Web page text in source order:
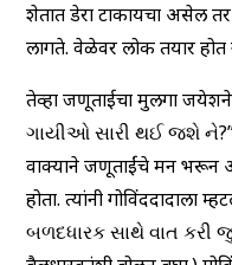
शेतात डेरा टाकायचा असेल
लागते. वेळेवर लोक तयार होत
तेव्हा जणूताईचा मुलगा जयेशने
ગાયીઓ સારી થઈ જશે ને?”
वाक्याने जणूताईंचे मन भरून
होता. त्यांनी
બળદધારક સાથે વાત કરી